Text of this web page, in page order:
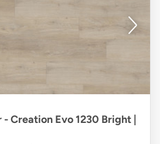
Creation Evo 1230 Bright |